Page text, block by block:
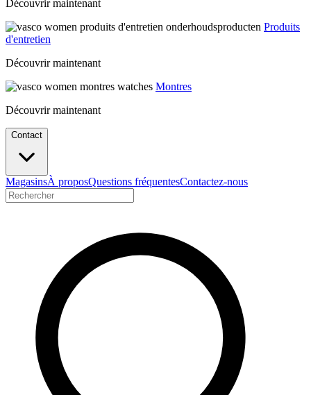
Découvrir maintenant
Produits
d'entretien
Découvrir maintenant
Montres
Découvrir maintenant
Contact
MagasinsÀ proposQuestions fréquentesContactez-nous